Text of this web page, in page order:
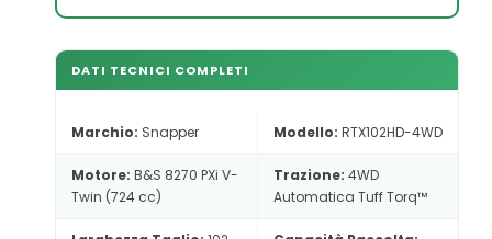
DATI TECNICI COMPLETI
Marchio: Snapper Modello: RTX102HD-4WD
Motore: B&S 8270 PXi V-
Twin (724 cc)
Trazione: 4WD
Automatica Tuff Torq™